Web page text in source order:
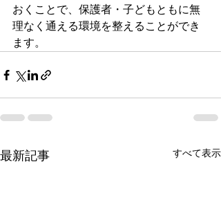
おくことで、保護者・子どもともに無
理なく通える環境を整えることができ
ます。
最新記事 すべて表示